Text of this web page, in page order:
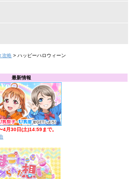
攻略 >ハッピーハロウィーン
最新情報
月30日(土)14:59まで。